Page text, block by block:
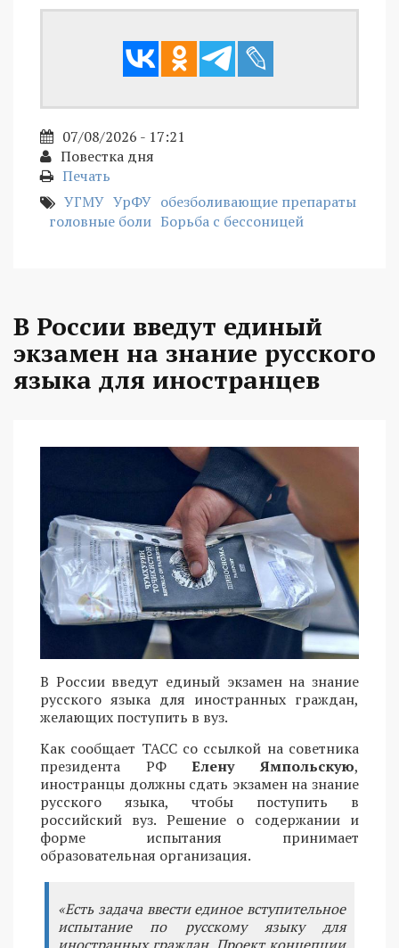
07/08/2026 - 17:21
Повестка дня
Печать
УГМУ УрФУ обезболивающие препараты
головные боли Борьба с бессоницей
В России введут единый
экзамен на знание русского
языка для иностранцев
В России введут единый экзамен на знание
русского языка для иностранных граждан,
желающих поступить в вуз.
Как сообщает ТАСС со ссылкой на советника
президента РФЕлену Ямпольскую,
иностранцы должны сдать экзамен на знание
русского языка, чтобы поступить в
российский вуз. Решение о содержании и
форме испытания принимает
образовательная организация.
«Есть задача ввести единое вступительное
испытание по русскому языку для